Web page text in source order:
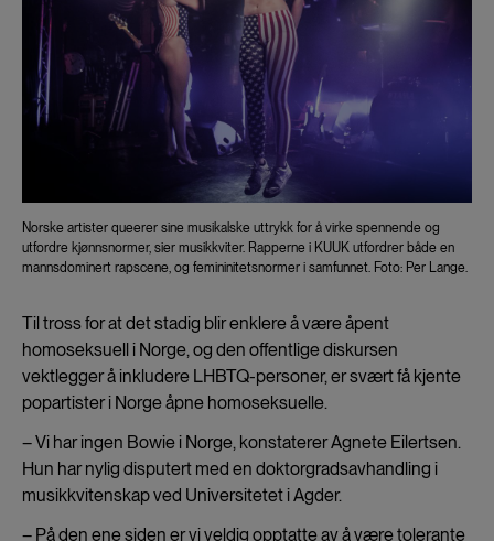
Norske artister queerer sine musikalske uttrykk for å virke spennende og
utfordre kjønnsnormer, sier musikkviter. Rapperne i KUUK utfordrer både en
mannsdominert rapscene, og femininitetsnormer i samfunnet. Foto: Per Lange.
Til tross for at det stadig blir enklere å være åpent
homoseksuell i Norge, og den offentlige diskursen
vektlegger å inkludere LHBTQ-personer, er svært få kjente
popartister i Norge åpne homoseksuelle.
– Vi har ingen Bowie i Norge, konstaterer Agnete Eilertsen.
Hun har nylig disputert med en doktorgradsavhandling i
musikkvitenskap ved Universitetet i Agder.
– På den ene siden er vi veldig opptatte av å være tolerante